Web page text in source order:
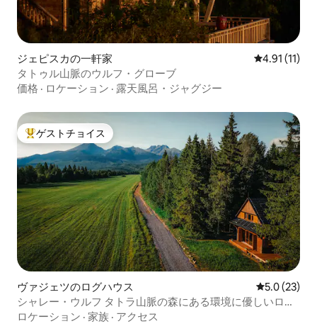
ジェピスカの一軒家 レビュー11
4.91 (11)
タトゥル山脈のウルフ・グローブ
価格 · ロケーション · 露天風呂・ジャグジー
大好評のゲストチョイスです。
ゲストチョイス
ヴァジェツのログハウス レビュー23
5.0 (23)
シャレー・ウルフ タトラ山脈の森にある環境に優しいログ
ハウス
ロケーション · 家族 · アクセス